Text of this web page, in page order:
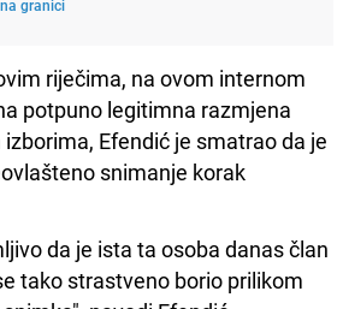
na granici
riječima, na ovom internom
potpuno legitimna razmjena
Efendić je smatrao da je
snimanje korak
da je ista ta osoba danas član
tako strastveno borio prilikom